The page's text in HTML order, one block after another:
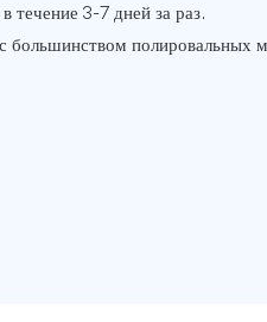
течение 3-7 дней за раз.
большинством полировальных